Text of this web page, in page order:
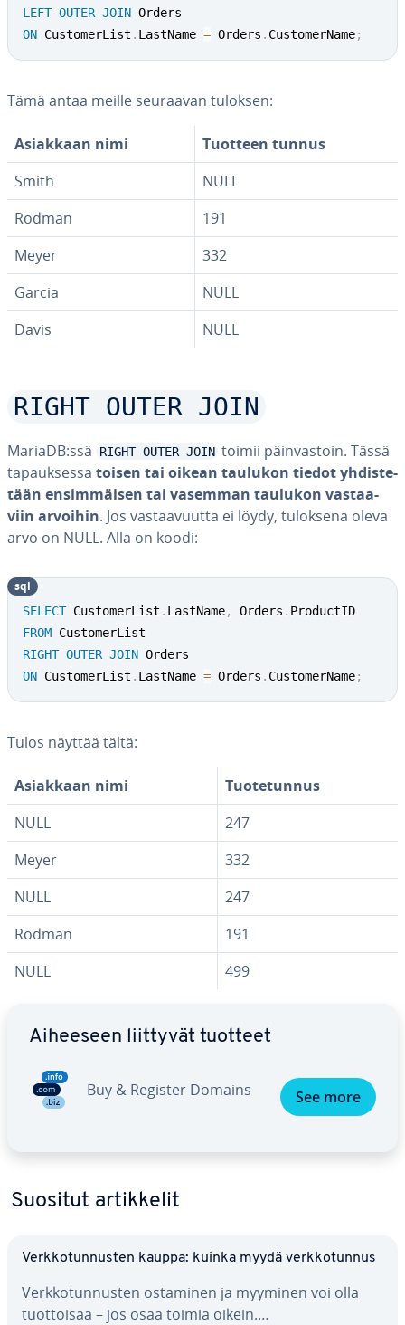
LEFT OUTER JOIN
ON CustomerList . LastName = Orders . CustomerName;
Tämä antaa meille seuraavan tuloksen:
Asiakkaan nimi
Tuotteen tunnus
Smith
NULL
Rodman
191
Meyer
332
Garcia
NULL
Davis
NULL
RIGHT OUTER JOIN
MariaDB:ssä RIGHT OUTER JOIN toimii päin­vas­toin. Tässä
ta­pauk­ses­sa toisen tai oikean taulukon tiedot yh­dis­te­
tään en­sim­mäi­sen tai vasemman taulukon vas­taa­
viin arvoihin. Jos vas­taa­vuut­ta ei löydy, tuloksena oleva
arvo on NULL. Alla on koodi:
SELECT CustomerList . LastName, Orders .
FROM
RIGHT OUTER JOIN
ON CustomerList . LastName = Orders . CustomerName;
sql
Tulos näyttää tältä:
Asiakkaan nimi
Tuo­te­tun­nus
NULL
247
Meyer
332
NULL
247
Rodman
191
NULL
499
Aiheeseen liittyvät tuotteet
Buy & Register Domains See more
Suositut ar­tik­ke­lit
Verk­ko­tun­nus­ten kauppa: kuinka myydä verk­ko­tun­nus
Verk­ko­tun­nus­ten ostaminen ja myyminen voi olla
tuot­toi­saa – jos osaa toimia oikein.…